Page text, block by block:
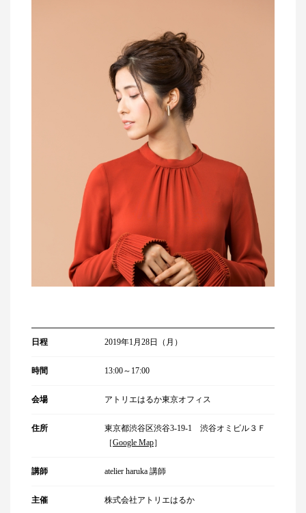
日程 2019年1月28日（月）
時間 13:00～17:00
会場 アトリエはるか東京オフィス
住所
東京都渋谷区渋谷3-19-1 渋谷オミビル３Ｆ
［Google Map］
講師 atelier haruka 講師
主催 株式会社アトリエはるか